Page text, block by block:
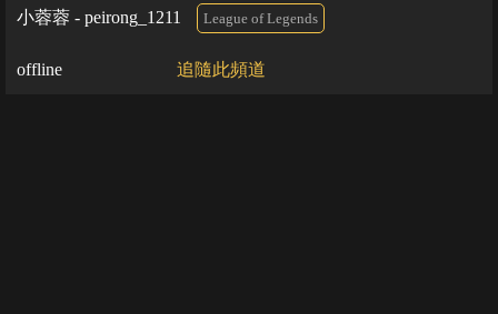
小蓉蓉 - peirong_1211 League of Legends
offline 追隨此頻道